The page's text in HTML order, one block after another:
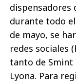
dispensadores
durante todo
de mayo, se
redes sociales
tanto de Smint
Lyona. Para